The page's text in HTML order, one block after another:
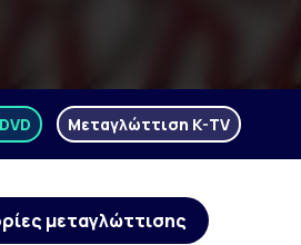
Μεταγλώττιση K-TV
μεταγλώττισης